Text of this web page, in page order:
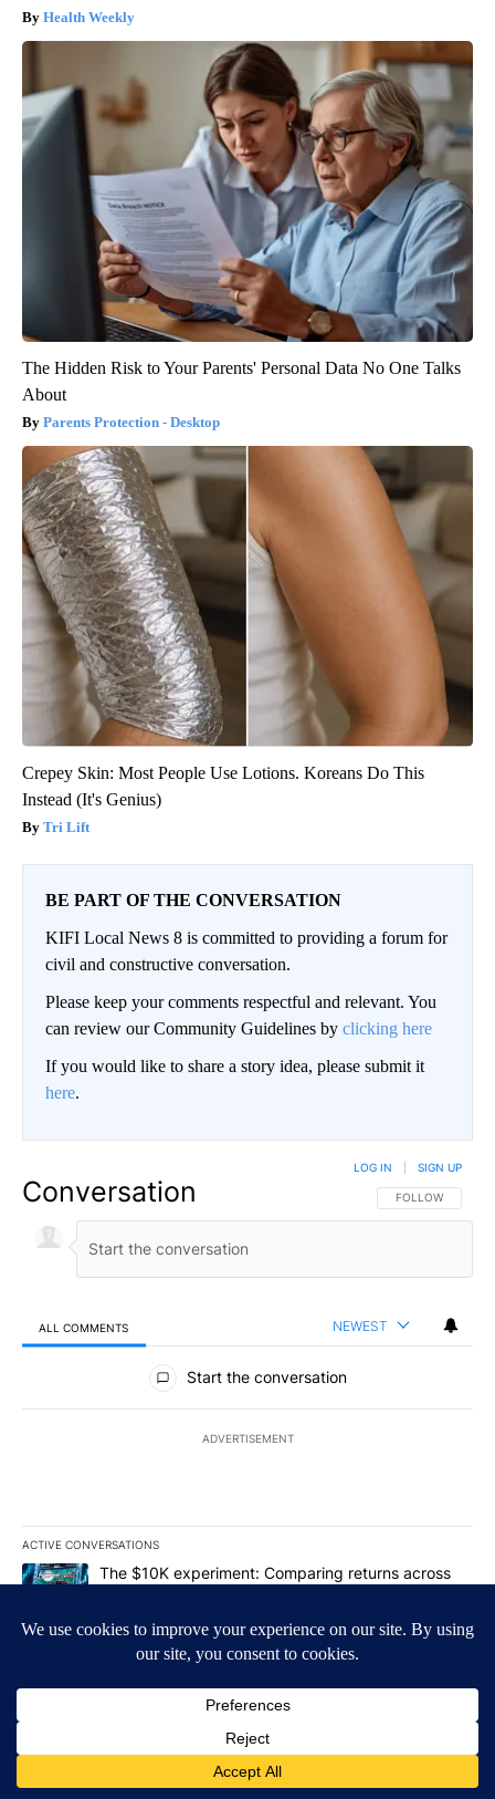
Health Weekly
The Hidden Risk to Your Parents' Personal Data No One Talks
About
Parents Protection - Desktop
Crepey Skin: Most People Use Lotions. Koreans Do This
Instead (It's Genius)
Tri Lift
BE PART OF THE CONVERSATION
KIFI Local News 8 is committed to providing a forum for
civil and constructive conversation.
Please keep your comments respectful and relevant. You
can review our Community Guidelines by clicking here
If you would like to share a story idea, please submit it
here.
Conversation FOLLOW THIS
FOLLOW
LOG IN SIGN UP
ALL COMMENTS NEWEST
All Comments
Start the conversation
ADVERTISEMENT
ACTIVE CONVERSATIONS
The following is a list of the most commented articles in the last
A trending article titled "The $10K experiment: Comparing
The $10K experiment: Comparing returns across
A trending article titled "FIFA scraps controversial $20 billion
FIFA scraps controversial $20 billion World Cup
1